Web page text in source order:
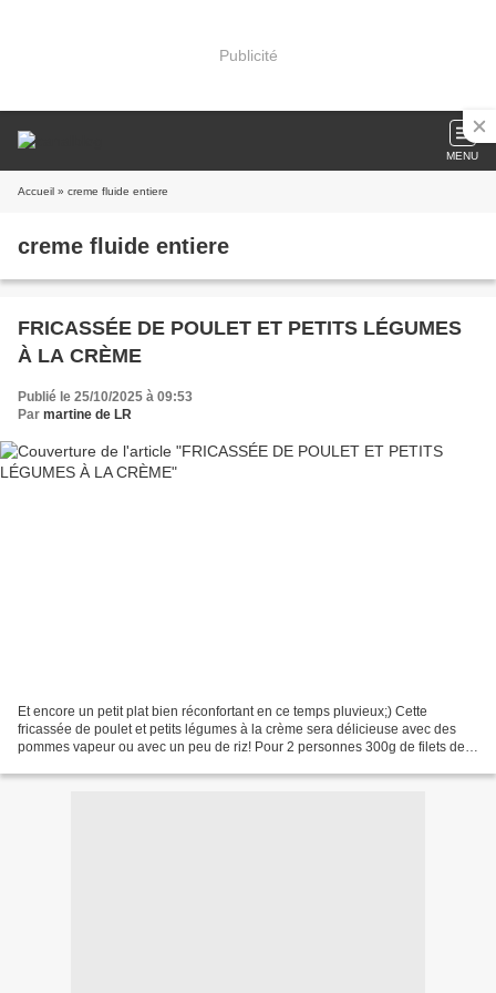
Publicité
MENU
Accueil » creme fluide entiere
creme fluide entiere
FRICASSÉE DE POULET ET PETITS LÉGUMES
À LA CRÈME
Publié le 25/10/2025 à 09:53
Par martine de LR
Et encore un petit plat bien réconfortant en ce temps pluvieux;) Cette
fricassée de poulet et petits légumes à la crème sera délicieuse avec des
pommes vapeur ou avec un peu de riz! Pour 2 personnes 300g de filets de